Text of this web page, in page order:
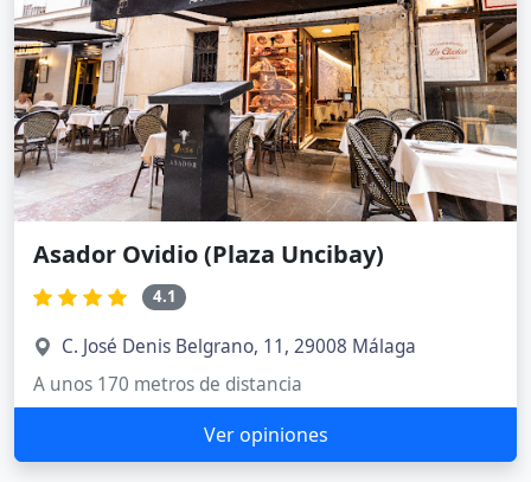
Asador Ovidio (Plaza Uncibay)
4.1
C. José Denis Belgrano, 11, 29008 Málaga
A unos 170 metros de distancia
Ver opiniones